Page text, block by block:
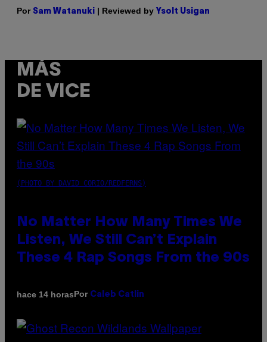
Por Sam Watanuki | Reviewed by Ysolt Usigan
MÁS
DE VICE
(PHOTO BY DAVID CORIO/REDFERNS)
No Matter How Many Times We
Listen, We Still Can’t Explain
These 4 Rap Songs From the 90s
hace 14 horasPor Caleb Catlin